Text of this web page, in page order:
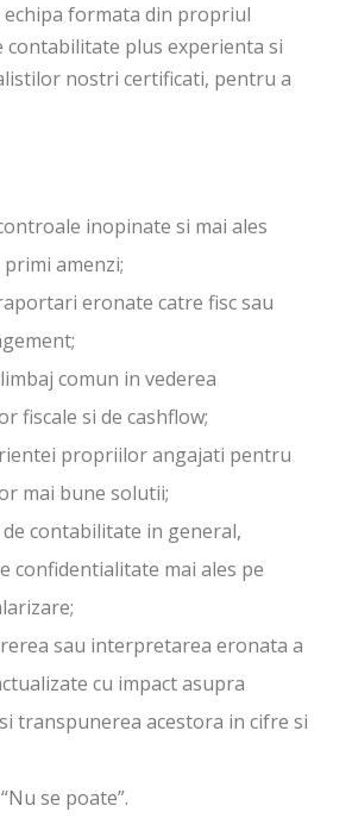
formata din propriul
contabilitate plus experienta si
nostri certificati, pentru a
inopinate si mai ales
amenzi;
eronate catre fisc sau
comun in vederea
fiscale si de cashflow;
propriilor angajati pentru
mai bune solutii;
contabilitate in general,
confidentialitate mai ales pe
sau interpretarea eronata a
cu impact asupra
transpunerea acestora in cifre si
se poate”.